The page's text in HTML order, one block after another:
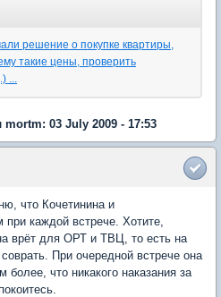
решение о покупке квартиры,
такие цены, проверить
...
03 July 2009 - 17:53
что Кочетинина и
при каждой встрече. Хотите,
врёт для ОРТ и ТВЦ, то есть на
При очередной встрече она
более, что никакого наказания за